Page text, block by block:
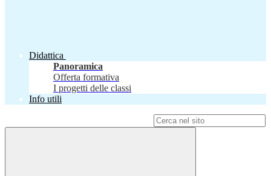
Didattica
Panoramica
Offerta formativa
I progetti delle classi
Info utili